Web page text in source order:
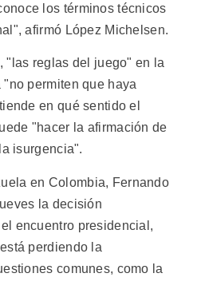
los términos técnicos
afirmó López Michelsen.
"las reglas del juego" en la
permiten que haya
en qué sentido el
"hacer la afirmación de
isurgencia".
en Colombia, Fernando
la decisión
encuentro presidencial,
perdiendo la
comunes, como la